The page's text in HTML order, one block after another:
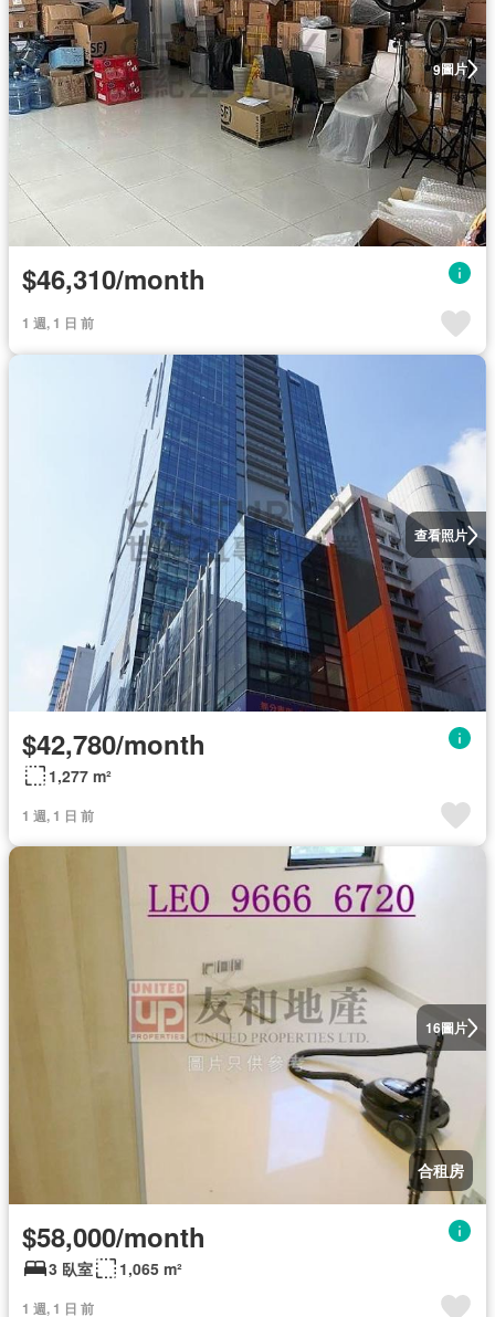
9圖片
$46,310/month
1 週, 1 日 前
查看照片
$42,780/month
1,277 m²
1 週, 1 日 前
16圖片
合租房
$58,000/month
3 臥室 1,065 m²
1 週, 1 日 前